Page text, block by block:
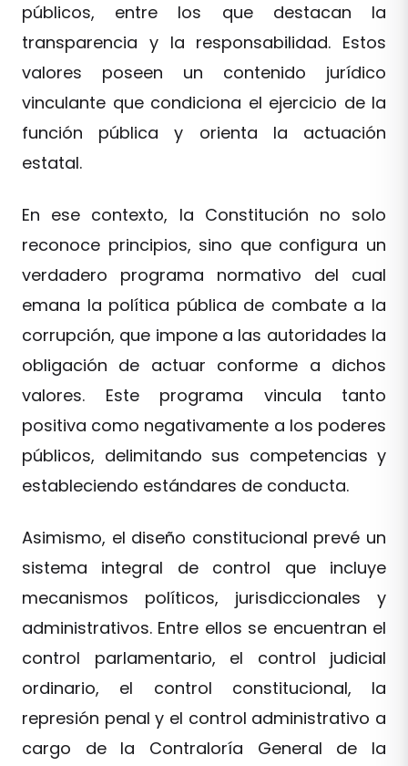
públicos, entre los que destacan la
transparencia y la responsabilidad. Estos
valores poseen un contenido jurídico
vinculante que condiciona el ejercicio de la
función pública y orienta la actuación
estatal.
En ese contexto, la Constitución no solo
reconoce principios, sino que configura un
verdadero programa normativo del cual
emana la política pública de combate a la
corrupción, que impone a las autoridades la
obligación de actuar conforme a dichos
valores. Este programa vincula tanto
positiva como negativamente a los poderes
públicos, delimitando sus competencias y
estableciendo estándares de conducta.
Asimismo, el diseño constitucional prevé un
sistema integral de control que incluye
mecanismos políticos, jurisdiccionales y
administrativos. Entre ellos se encuentran el
control parlamentario, el control judicial
ordinario, el control constitucional, la
represión penal y el control administrativo a
cargo de la Contraloría General de la